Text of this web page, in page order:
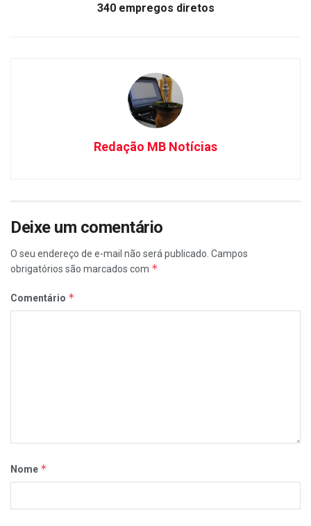
340 empregos diretos
Redação MB Notícias
Deixe um comentário
O seu endereço de e-mail não será publicado. Campos
obrigatórios são marcados com *
Comentário *
Nome *